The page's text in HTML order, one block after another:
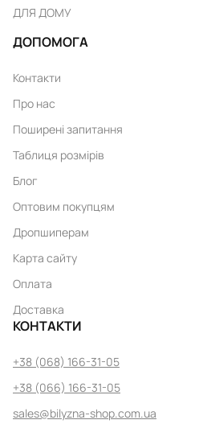
ДЛЯ ДОМУ
ДОПОМОГА
Контакти
Про нас
Поширені запитання
Таблиця розмірів
Блог
Оптовим покупцям
Дропшиперам
Карта сайту
Оплата
Доставка
КОНТАКТИ
+38 (068) 166-31-05
+38 (066) 166-31-05
sales@bilyzna-shop.com.ua